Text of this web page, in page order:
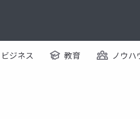
ビジネス 教育 ノウハ